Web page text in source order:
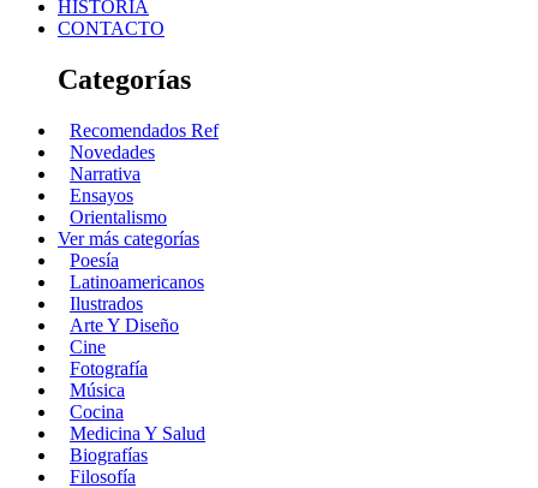
HISTORIA
CONTACTO
Categorías
Recomendados Ref
Novedades
Narrativa
Ensayos
Orientalismo
Ver más categorías
Poesía
Latinoamericanos
Ilustrados
Arte Y Diseño
Cine
Fotografía
Música
Cocina
Medicina Y Salud
Biografías
Filosofía